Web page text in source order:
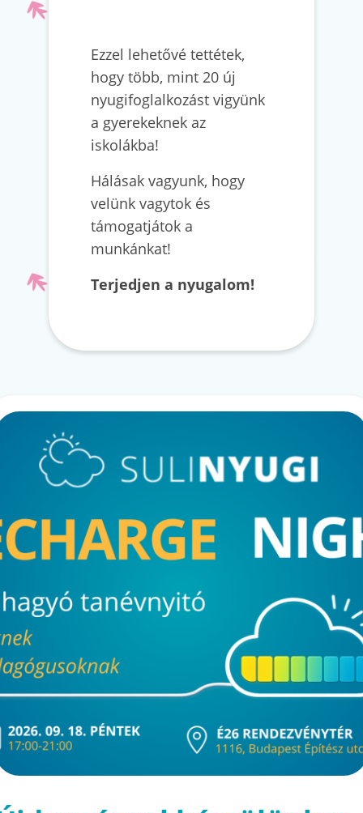
Ezzel lehetővé tettétek,
hogy több, mint 20 új
nyugifoglalkozást vigyünk
a gyerekeknek az
iskolákba!
Hálásak vagyunk, hogy
velünk vagytok és
támogatjátok a
munkánkat!
Terjedjen a nyugalom!